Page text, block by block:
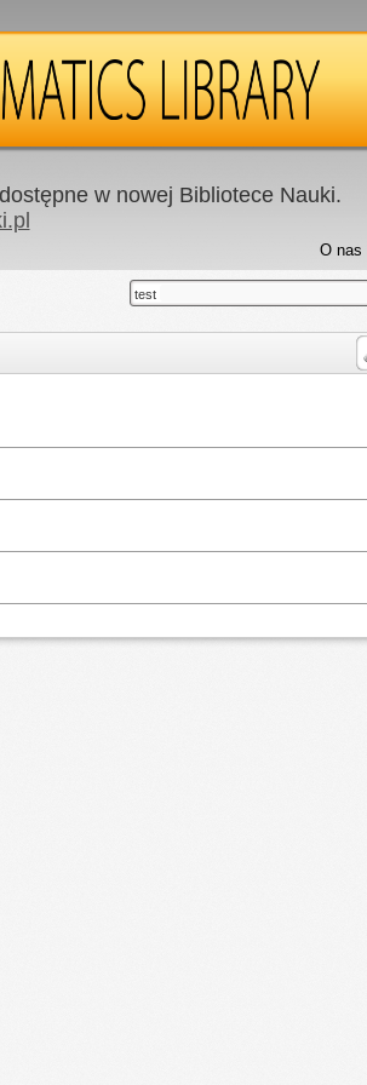
w nowej Bibliotece Nauki.
O nas
test